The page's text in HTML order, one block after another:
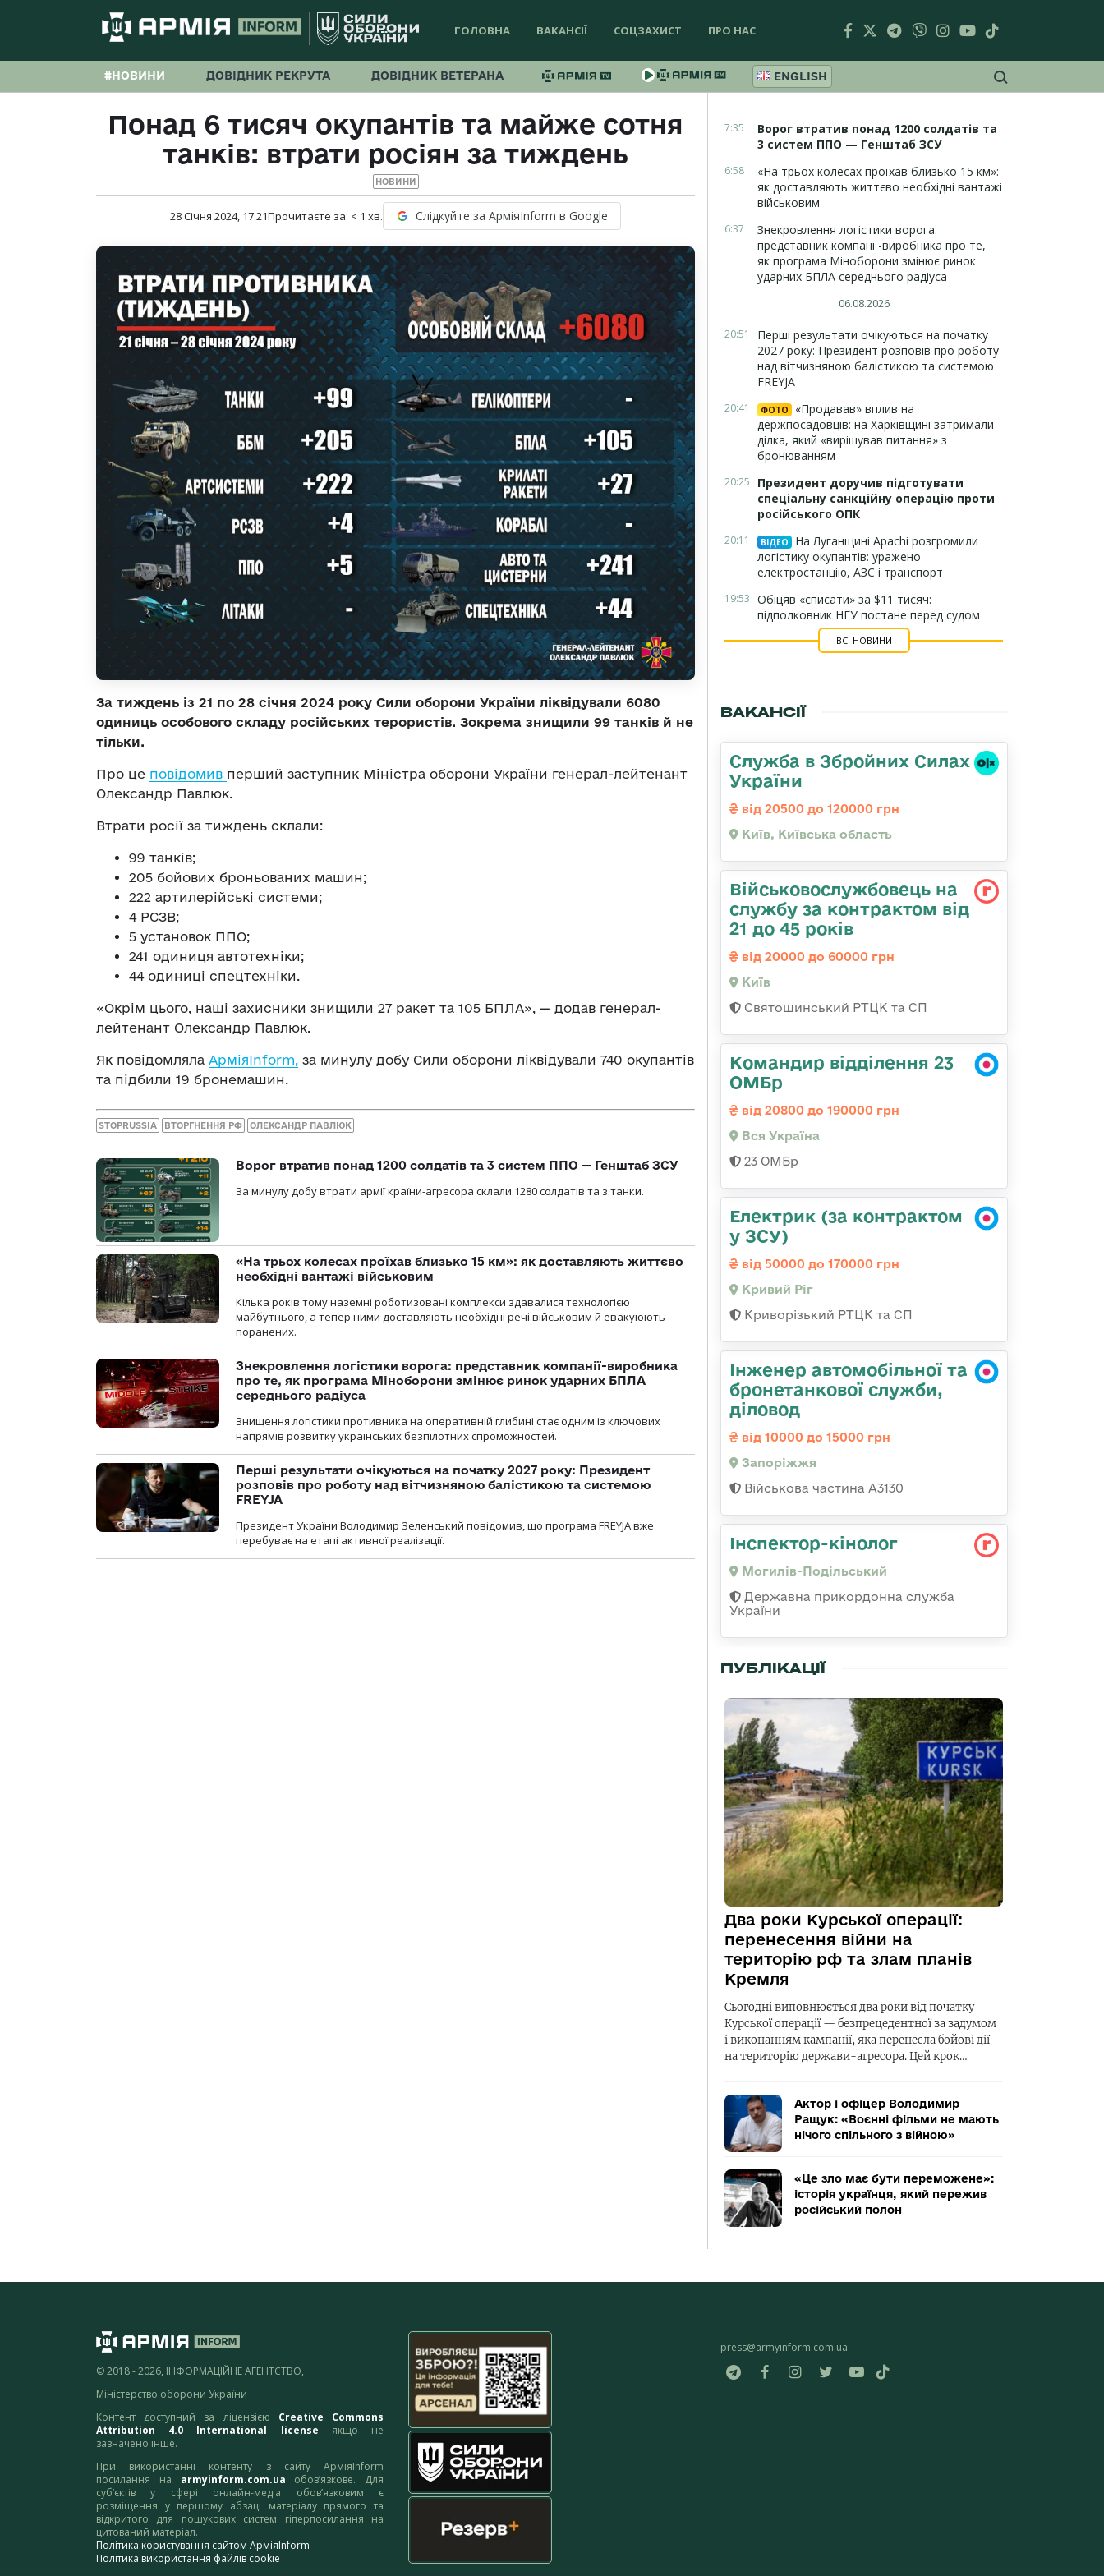
ГОЛОВНА ВАКАНСІЇ СОЦЗАХИСТ ПРО НАС
#НОВИНИ ДОВІДНИК РЕКРУТА ДОВІДНИК ВЕТЕРАНА ENGLISH
Понад 6 тисяч окупантів та майже сотня
танків: втрати росіян за тиждень
НОВИНИ
28 Січня 2024, 17:21Прочитаєте за: < 1 хв. Слідкуйте за АрміяInform в Google
За тиждень із 21 по 28 січня 2024 року Сили оборони України ліквідували 6080
одиниць особового складу російських терористів. Зокрема знищили 99 танків й не
тільки.
Про це повідомив перший заступник Міністра оборони України генерал-лейтенант
Олександр Павлюк.
Втрати росії за тиждень склали:
99 танків;
205 бойових броньованих машин;
222 артилерійські системи;
4 РСЗВ;
5 установок ППО;
241 одиниця автотехніки;
44 одиниці спецтехніки.
«Окрім цього, наші захисники знищили 27 ракет та 105 БПЛА», — додав генерал-
лейтенант Олександр Павлюк.
Як повідомляла АрміяInform, за минулу добу Сили оборони ліквідували 740 окупантів
та підбили 19 бронемашин.
STOPRUSSIA ВТОРГНЕННЯ РФ ОЛЕКСАНДР ПАВЛЮК
Ворог втратив понад 1200 солдатів та 3 систем ППО — Генштаб ЗСУ
За минулу добу втрати армії країни-агресора склали 1280 солдатів та з танки.
«На трьох колесах проїхав близько 15 км»: як доставляють життєво
необхідні вантажі військовим
Кілька років тому наземні роботизовані комплекси здавалися технологією
майбутнього, а тепер ними доставляють необхідні речі військовим й евакуюють
поранених.
Знекровлення логістики ворога: представник компанії-виробника
про те, як програма Міноборони змінює ринок ударних БПЛА
середнього радіуса
Знищення логістики противника на оперативній глибині стає одним із ключових
напрямів розвитку українських безпілотних спроможностей.
Перші результати очікуються на початку 2027 року: Президент
розповів про роботу над вітчизняною балістикою та системою
FREYJA
Президент України Володимир Зеленський повідомив, що програма FREYJA вже
перебуває на етапі активної реалізації.
7:35
Ворог втратив понад 1200 солдатів та
3 систем ППО — Генштаб ЗСУ
6:58
«На трьох колесах проїхав близько 15 км»:
як доставляють життєво необхідні вантажі
військовим
6:37
Знекровлення логістики ворога:
представник компанії-виробника про те,
як програма Міноборони змінює ринок
ударних БПЛА середнього радіуса
06.08.2026
20:51
Перші результати очікуються на початку
2027 року: Президент розповів про роботу
над вітчизняною балістикою та системою
FREYJA
20:41 ФОТО
«Продавав» вплив на
держпосадовців: на Харківщині затримали
ділка, який «вирішував питання» з
бронюванням
20:25
Президент доручив підготувати
спеціальну санкційну операцію проти
російського ОПК
20:11 ВІДЕО
На Луганщині Apachi розгромили
логістику окупантів: уражено
електростанцію, АЗС і транспорт
19:53 Обіцяв «списати» за $11 тисяч:
підполковник НГУ постане перед судом
ВСІ НОВИНИ
ВАКАНСІЇ
Служба в Збройних Силах
України
від 20500 до 120000 грн
Київ, Київська область
Військовослужбовець на
службу за контрактом від
21 до 45 років
від 20000 до 60000 грн
Київ
Святошинський РТЦК та СП
Командир відділення 23
ОМБр
від 20800 до 190000 грн
Вся Україна
23 ОМБр
Електрик (за контрактом
у ЗСУ)
від 50000 до 170000 грн
Кривий Ріг
Криворізький РТЦК та СП
Інженер автомобільної та
бронетанкової служби,
діловод
від 10000 до 15000 грн
Запоріжжя
Військова частина А3130
Інспектор-кінолог
Могилів-Подільський
Державна прикордонна служба
України
ПУБЛІКАЦІЇ
Два роки Курської операції:
перенесення війни на
територію рф та злам планів
Кремля
Сьогодні виповнюється два роки від початку
Курської операції — безпрецедентної за задумом
і виконанням кампанії, яка перенесла бойові дії
на територію держави-агресора. Цей крок…
Актор і офіцер Володимир
Ращук: «Воєнні фільми не мають
нічого спільного з війною»
«Це зло має бути переможене»:
історія українця, який пережив
російський полон
© 2018 - 2026, ІНФОРМАЦІЙНЕ АГЕНТСТВО,
Міністерство оборони України
Контент доступний за ліцензією Creative Commons
Attribution 4.0 International license якщо не
зазначено інше.
При використанні контенту з сайту АрміяInform
посилання на armyinform.com.ua обов’язкове. Для
суб’єктів у сфері онлайн-медіа обов’язковим є
розміщення у першому абзаці матеріалу прямого та
відкритого для пошукових систем гіперпосилання на
цитований матеріал.
Політика користування сайтом АрміяInform
Політика використання файлів cookie
press@armyinform.com.ua